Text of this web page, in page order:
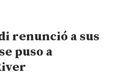
renunció a sus
puso a